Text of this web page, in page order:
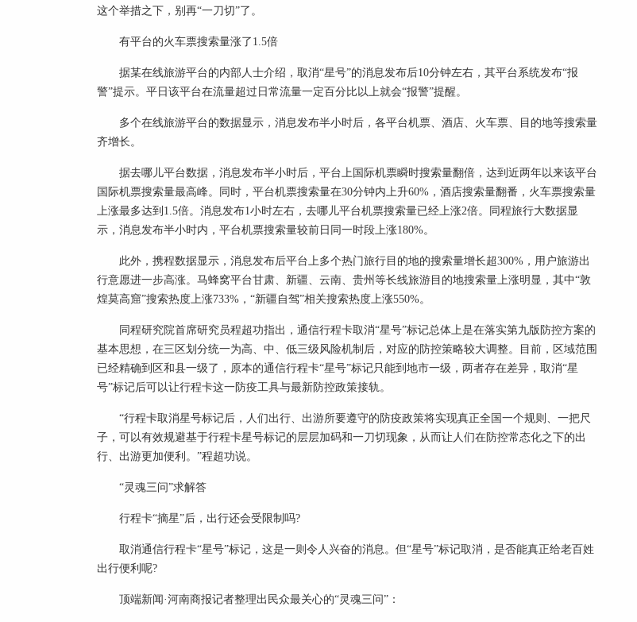
这个举措之下，别再“一刀切”了。
有平台的火车票搜索量涨了1.5倍
据某在线旅游平台的内部人士介绍，取消“星号”的消息发布后10分钟左右，其平台系统发布“报
警”提示。平日该平台在流量超过日常流量一定百分比以上就会“报警”提醒。
多个在线旅游平台的数据显示，消息发布半小时后，各平台机票、酒店、火车票、目的地等搜索量
齐增长。
据去哪儿平台数据，消息发布半小时后，平台上国际机票瞬时搜索量翻倍，达到近两年以来该平台
国际机票搜索量最高峰。同时，平台机票搜索量在30分钟内上升60%，酒店搜索量翻番，火车票搜索量
上涨最多达到1.5倍。消息发布1小时左右，去哪儿平台机票搜索量已经上涨2倍。同程旅行大数据显
示，消息发布半小时内，平台机票搜索量较前日同一时段上涨180%。
此外，携程数据显示，消息发布后平台上多个热门旅行目的地的搜索量增长超300%，用户旅游出
行意愿进一步高涨。马蜂窝平台甘肃、新疆、云南、贵州等长线旅游目的地搜索量上涨明显，其中“敦
煌莫高窟”搜索热度上涨733%，“新疆自驾”相关搜索热度上涨550%。
同程研究院首席研究员程超功指出，通信行程卡取消“星号”标记总体上是在落实第九版防控方案的
基本思想，在三区划分统一为高、中、低三级风险机制后，对应的防控策略较大调整。目前，区域范围
已经精确到区和县一级了，原本的通信行程卡“星号”标记只能到地市一级，两者存在差异，取消“星
号”标记后可以让行程卡这一防疫工具与最新防控政策接轨。
“行程卡取消星号标记后，人们出行、出游所要遵守的防疫政策将实现真正全国一个规则、一把尺
子，可以有效规避基于行程卡星号标记的层层加码和一刀切现象，从而让人们在防控常态化之下的出
行、出游更加便利。”程超功说。
“灵魂三问”求解答
行程卡“摘星”后，出行还会受限制吗?
取消通信行程卡“星号”标记，这是一则令人兴奋的消息。但“星号”标记取消，是否能真正给老百姓
出行便利呢?
顶端新闻·河南商报记者整理出民众最关心的“灵魂三问”：